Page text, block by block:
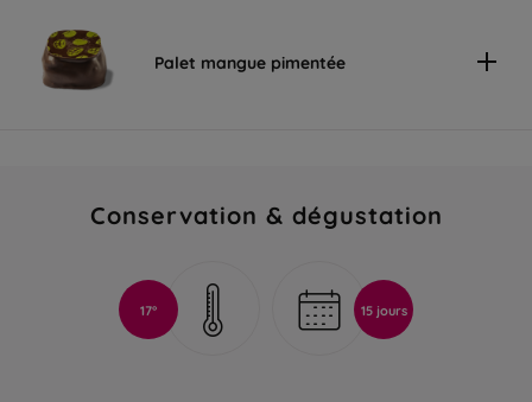
Palet mangue pimentée
Conservation & dégustation
17° 15 jours